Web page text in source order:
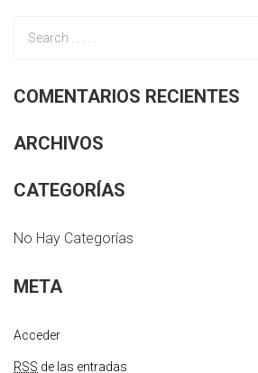
COMENTARIOS RECIENTES
ARCHIVOS
CATEGORÍAS
No Hay Categorías
META
Acceder
RSS de las entradas